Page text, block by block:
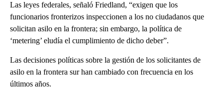
Las leyes federales, señaló Friedland, “exigen que los
funcionarios fronterizos inspeccionen a los no ciudadanos que
solicitan asilo en la frontera; sin embargo, la política de
‘metering’ eludía el cumplimiento de dicho deber”.
Las decisiones políticas sobre la gestión de los solicitantes de
asilo en la frontera sur han cambiado con frecuencia en los
últimos años.